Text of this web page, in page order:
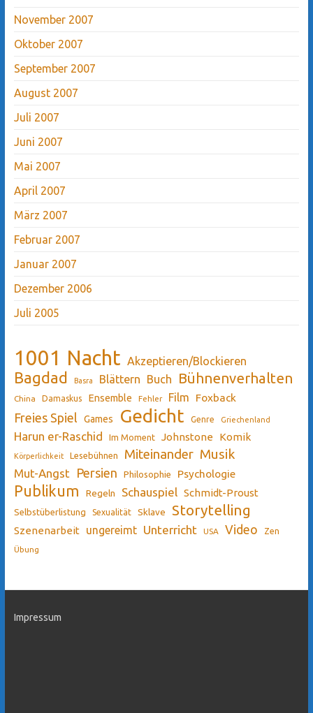
November 2007
Oktober 2007
September 2007
August 2007
Juli 2007
Juni 2007
Mai 2007
April 2007
März 2007
Februar 2007
Januar 2007
Dezember 2006
Juli 2005
1001 Nacht Akzeptieren/Blockieren
Bagdad Basra Blättern Buch Bühnenverhalten
China Damaskus Ensemble Fehler Film Foxback
Freies Spiel Games Gedicht Genre Griechenland
Harun er-Raschid Im Moment Johnstone Komik
Körperlichkeit Lesebühnen Miteinander Musik
Mut-Angst Persien Philosophie Psychologie
Publikum Regeln Schauspiel Schmidt-Proust
Selbstüberlistung Sexualität Sklave Storytelling
Szenenarbeit ungereimt Unterricht USA Video Zen
Übung
Impressum